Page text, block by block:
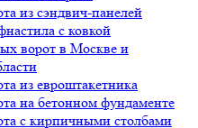
из сэндвич-панелей
с ковкой
ворот в Москве и
из евроштакетника
на бетонном фундаменте
с кирпичными столбами